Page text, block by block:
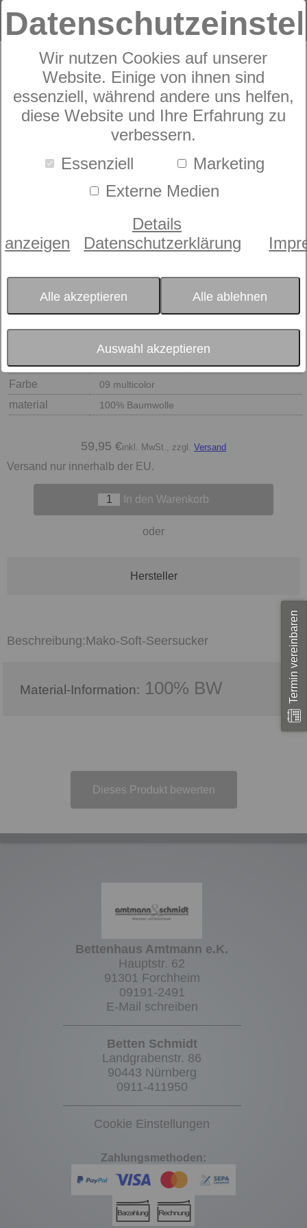
Wir nutzen Cookies auf unserer
Website. Einige von ihnen sind
essenziell, während andere uns helfen,
diese Website und Ihre Erfahrung zu
verbessern.
Essenziell
Marketing
Externe Medien
Details
anzeigen
Datenschutzerklärung
Alle akzeptieren Alle ablehnen
Auswahl akzeptieren
Janine TANGO
20131
Größe
Farbe
09 multicolor
material 100% Baumwolle
59,95 €inkl. MwSt., zzgl. Versand
Versand nur innerhalb der EU.
In den Warenkorb
oder
Hersteller
Mako-Soft-Seersucker
Material-Information: 100% BW
Dieses Produkt bewerten
Termin vereinbaren
Bettenhaus Amtmann e.K.
Hauptstr. 62
91301 Forchheim
09191-2491
E-Mail schreiben
Betten Schmidt
Landgrabenstr. 86
90443 Nürnberg
0911-411950
Cookie Einstellungen
Zahlungsmethoden: